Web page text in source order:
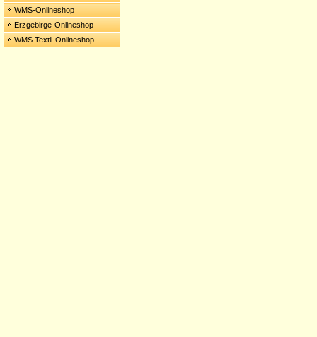
WMS-Onlineshop
Erzgebirge-Onlineshop
WMS Textil-Onlineshop